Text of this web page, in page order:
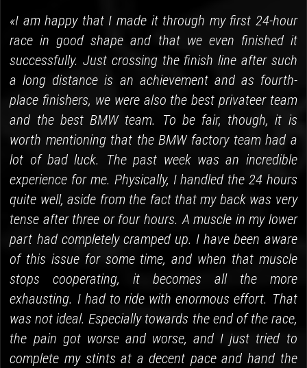
«I am happy that I made it through my first 24-hour
race in good shape and that we even finished it
successfully. Just crossing the finish line after such
a long distance is an achievement and as fourth-
place finishers, we were also the best privateer team
and the best BMW team. To be fair, though, it is
worth mentioning that the BMW factory team had a
lot of bad luck. The past week was an incredible
experience for me. Physically, I handled the 24 hours
quite well, aside from the fact that my back was very
tense after three or four hours. A muscle in my lower
part had completely cramped up. I have been aware
of this issue for some time, and when that muscle
stops cooperating, it becomes all the more
exhausting. I had to ride with enormous effort. That
was not ideal. Especially towards the end of the race,
the pain got worse and worse, and I just tried to
complete my stints at a decent pace and hand the